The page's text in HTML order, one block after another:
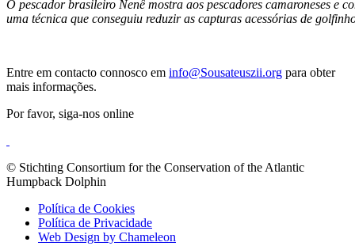
O pescador brasileiro Nenê mostra aos pescadores camaroneses e
uma técnica que conseguiu reduzir as capturas acessórias de
Entre em contacto connosco em info@Sousateuszii.org para obter
mais informações.
Por favor, siga-nos online
© Stichting Consortium for the Conservation of the Atlantic
Humpback Dolphin
Política de Cookies
Política de Privacidade
Web Design by Chameleon